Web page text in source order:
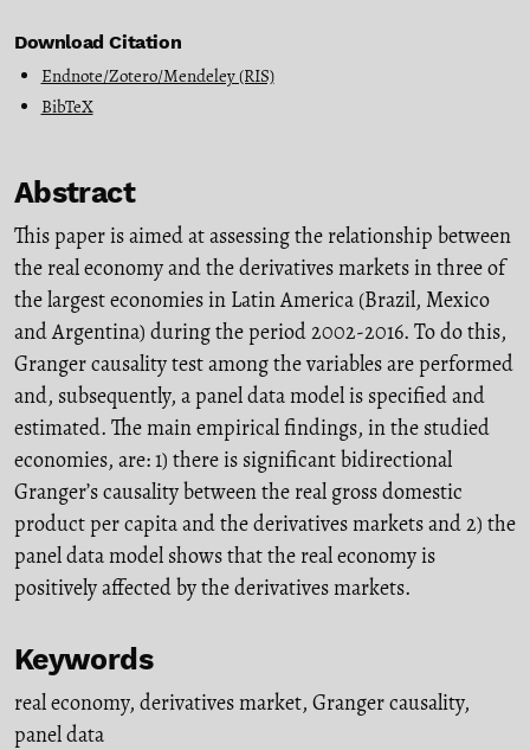
Download Citation
Endnote/Zotero/Mendeley (RIS)
BibTeX
Abstract
This paper is aimed at assessing the relationship between
the real economy and the derivatives markets in three of
the largest economies in Latin America (Brazil, Mexico
and Argentina) during the period 2002-2016. To do this,
Granger causality test among the variables are performed
and, subsequently, a panel data model is specified and
estimated. The main empirical findings, in the studied
economies, are: 1) there is significant bidirectional
Granger’s causality between the real gross domestic
product per capita and the derivatives markets and 2) the
panel data model shows that the real economy is
positively affected by the derivatives markets.
Keywords
real economy, derivatives market, Granger causality,
panel data